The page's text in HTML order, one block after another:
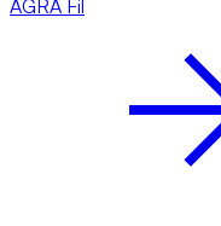
AGRA Fil